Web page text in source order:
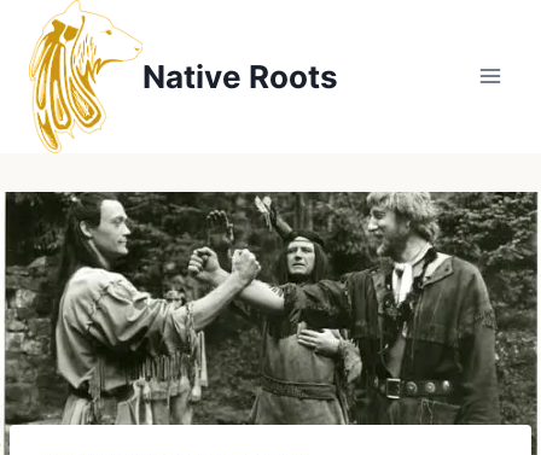
Inhalt
springen
Native Roots